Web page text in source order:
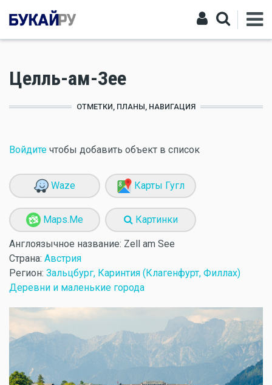
Целль-ам-Зее
ОТМЕТКИ, ПЛАНЫ, НАВИГАЦИЯ
Войдите чтобы добавить объект в список
Waze Карты Гугл
Maps.Me Картинки
Англоязычное название: Zell am See
Страна: Австрия
Регион: Зальцбург, Каринтия (Клагенфурт, Филлах)
Деревни и маленькие города